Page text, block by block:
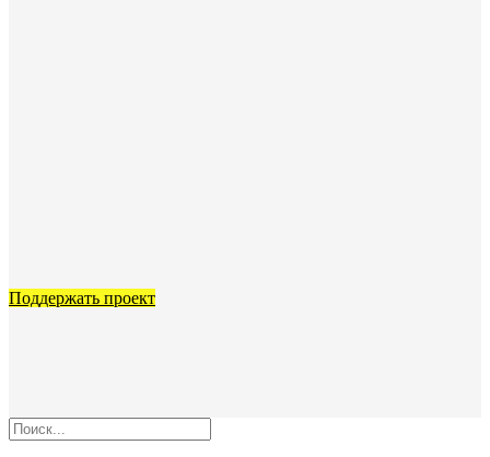
Поддержать проект